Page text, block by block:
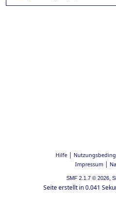
Hilfe|
Impressum|
SMF 2.1.7 © 2026,
Seite erstellt in 0.041